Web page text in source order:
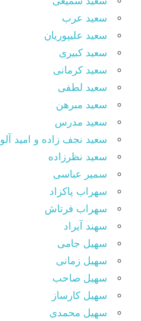
سعید عرب
سعید علیپوریان
سعید کبیری
سعید کرمانی
سعید لطفی
سعید مبرهن
سعید مدرس
سعید نجف زاده و امید آلو
سعید نظرزاده
سمیر عباسی
سهراب پاکزاد
سهراب فرتاش
سهند آیراد
سهیل جامی
سهیل زمانی
سهیل صاحب
سهیل کارساز
سهیل محمدی